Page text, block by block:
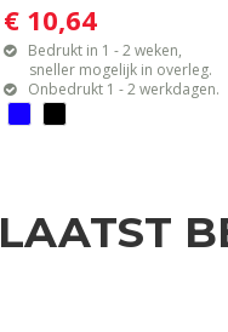
€ 10,64
Bedrukt in 1 - 2 weken,
sneller mogelijk in overleg.
Onbedrukt 1 - 2 werkdagen.
LAATST